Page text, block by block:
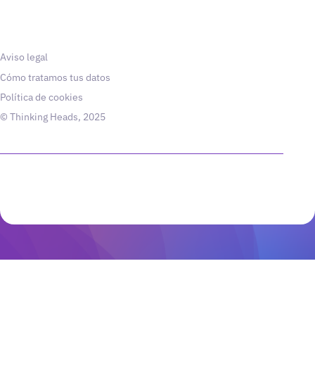
Aviso legal
Cómo tratamos tus datos
Política de cookies
© Thinking Heads, 2025